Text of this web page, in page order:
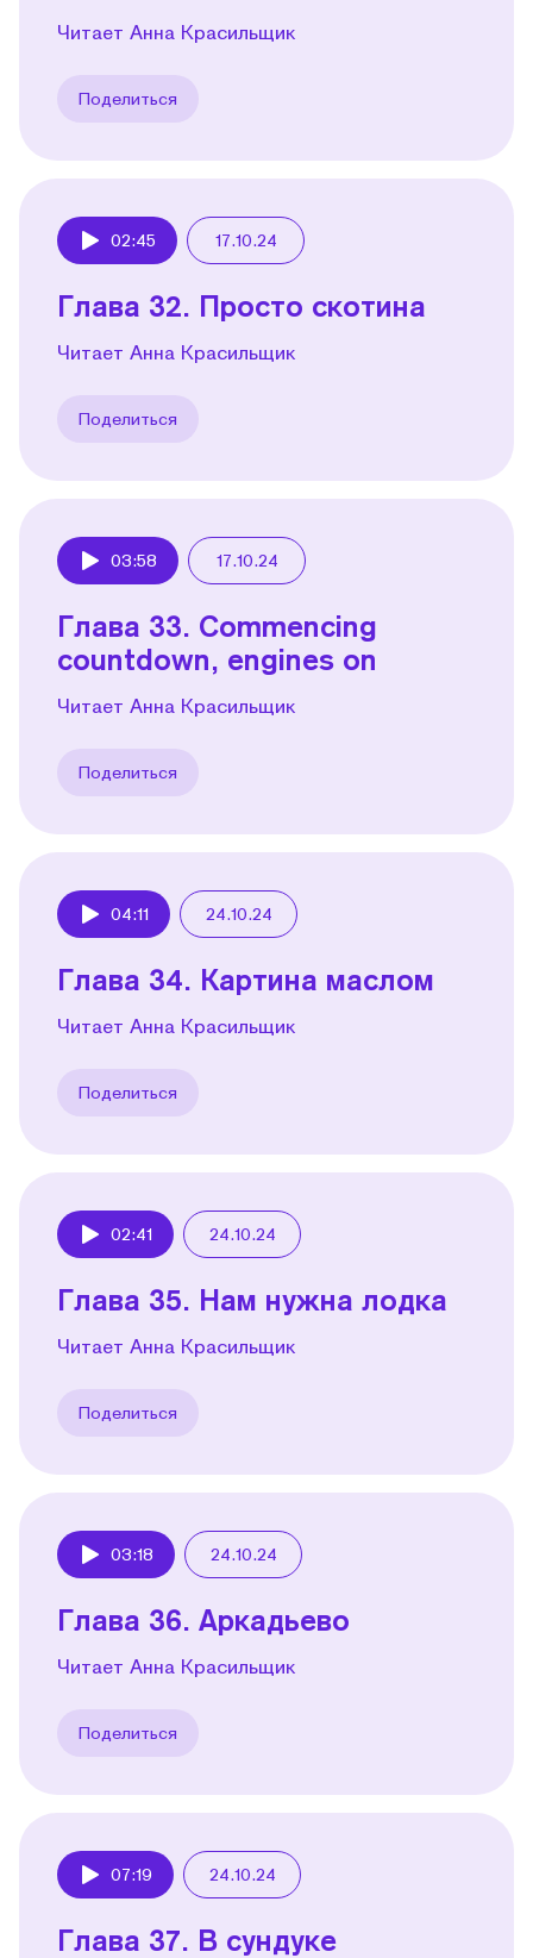
Читает Анна Красильщик
Поделиться
02:45 17.10.24
Глава 32. Просто скотина
Читает Анна Красильщик
Поделиться
03:58 17.10.24
Глава 33. Commencing
countdown, engines on
Читает Анна Красильщик
Поделиться
04:11 24.10.24
Глава 34. Картина маслом
Читает Анна Красильщик
Поделиться
02:41 24.10.24
Глава 35. Нам нужна лодка
Читает Анна Красильщик
Поделиться
03:18 24.10.24
Глава 36. Аркадьево
Читает Анна Красильщик
Поделиться
07:19 24.10.24
Глава 37. В сундуке